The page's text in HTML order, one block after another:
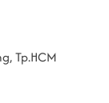
Tp.HCM